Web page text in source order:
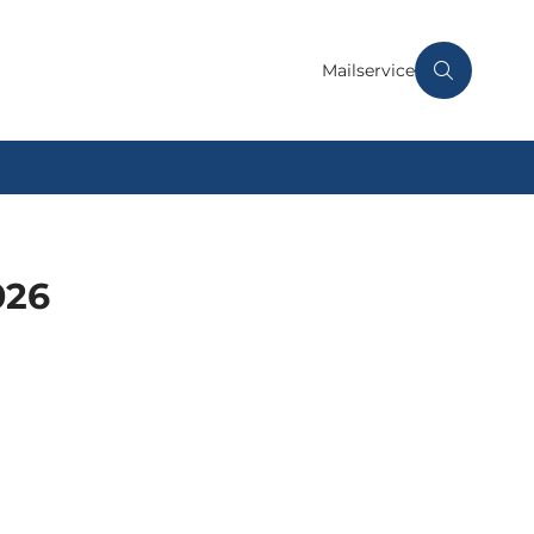
Mailservice